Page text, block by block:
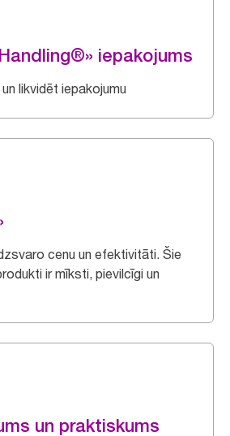
iepakojums
likvidēt iepakojumu
cenu un efektivitāti. Šie
ir mīksti, pievilcīgi un
un praktiskums